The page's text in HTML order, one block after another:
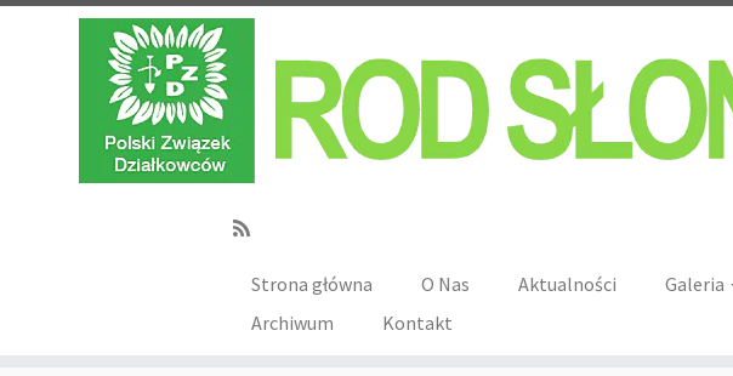
Strona główna O Nas Aktualności Galeria
Archiwum
Kontakt